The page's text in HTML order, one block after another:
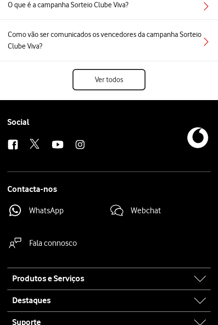
O que é a campanha Sorteio Clube Viva?
Como vão ser comunicados os vencedores da campanha Sorteio
Clube Viva?
Ver todos
Follow
Social
Contacta-nos
WhatsApp Webchat
Fala connosco
map
Produtos e Serviços
Destaques
Suporte